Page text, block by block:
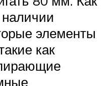
элементы
как